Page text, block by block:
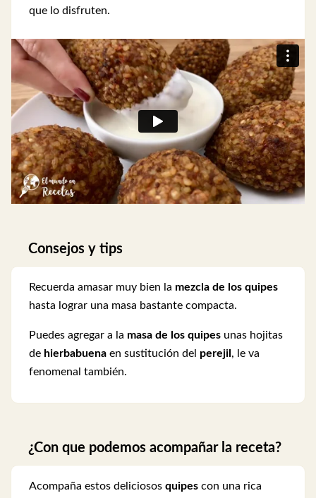
que lo disfruten.
Consejos y tips
Recuerda amasar muy bien la mezcla de los quipes
hasta lograr una masa bastante compacta.
Puedes agregar a la masa de los quipes unas hojitas
de hierbabuena en sustitución del perejil , le va
fenomenal también.
¿Con que podemos acompañar la receta?
Acompaña estos deliciosos quipes con una rica